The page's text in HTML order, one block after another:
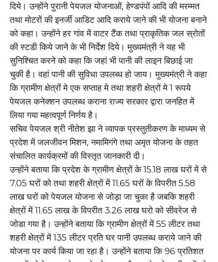
दिये। उन्होंने पुरानी पेयजल योजनाओं, हेण्डपंपों आदि की मरम्मत
तथा मोटरों की इनर्जी आडिट आदि कराये जाने की भी योजना बनाने
को कहा। उन्होंने हर गांव में वाटर टैंक तथा प्राकृतिक जल स्रोतों
की स्टडी किये जाने के भी निर्देश दिये। मुख्यमंत्री ने यह भी
सुनिश्चित करने को कहा कि जहां भी पानी की लाइन बिछाई जा
चुकी है। वहां पानी की सुविधा उपलब्ध हो जाय। मुख्यमंत्री ने कहा
कि ग्रामीण क्षेत्रों मे एक सप्ताह मे तथा शहरी क्षेत्रों मे 1 रूपये
पेयजल कनेक्शन उपलब्ध कराना राज्य सरकार द्वारा जनहित में
लिया गया महत्वपूर्ण निर्णय है।
सचिव पेयजल श्री नीतेश झा ने व्यापक प्रस्तुतीकरण के माध्यम से
प्रदेश में जलजीवन मिशन, नमामिगंगे तथा अमृत योजना के तहत
संचालित कार्यक्रमों की विस्तृत जानकारी दी।
उन्होंने बताया कि प्रदेश के ग्रामीण क्षेत्रों के 15.18 लाख घरों में से
7.05 घरों को तथा शहरी क्षेत्रों में 11.65 घरों के विपरीत 5.58
लाख घरों को पेयजल योजना से जोड़ा जा चुका है जबकि शहरी
क्षेत्रों में 11.65 लाख के विपरीत 3.26 लाख घरो को सीवरेज से
जोडा गया है। उन्होंने बताया कि ग्रामीण क्षेत्रों में 55 लीटर तथा
शहरी क्षेत्रों में 135 लीटर प्रति घर पानी उपलब्ध कराये जाने की
योजना पर कार्य किया जा रहा है। उन्होंने बताया कि 96 प्रतिशत